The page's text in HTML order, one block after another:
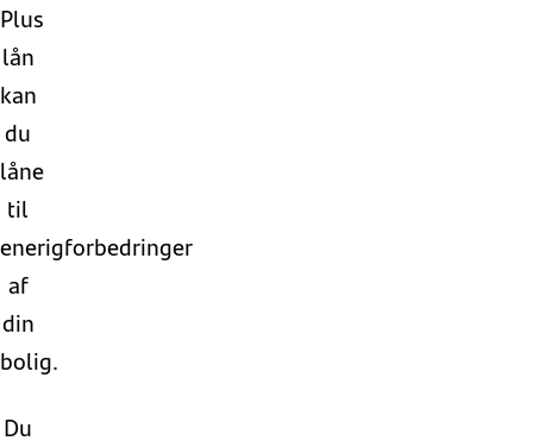
Plus
lån
kan
du
låne
til
enerigforbedringer
af
din
bolig.
Du